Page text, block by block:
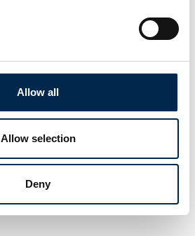
Allow all
Allow selection
Deny